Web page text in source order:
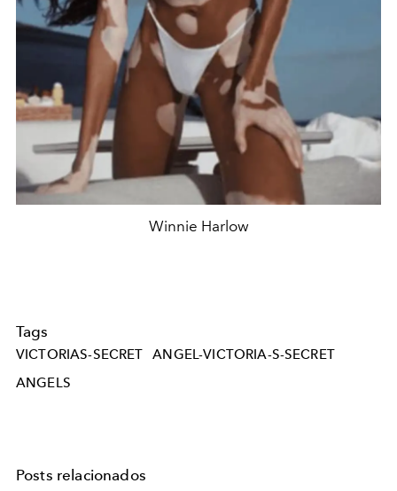
Winnie Harlow
Tags
VICTORIAS-SECRET
ANGEL-VICTORIA-S-SECRET
ANGELS
Posts relacionados